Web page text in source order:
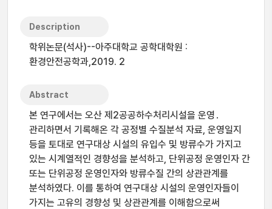
Description
학위논문(석사)--아주대학교 공학대학원 :
환경안전공학과,2019. 2
Abstract
본 연구에서는 오산 제2공공하수처리시설을 운영․
관리하면서 기록해온 각 공정별 수질분석 자료, 운영일지
등을 토대로 연구대상 시설의 유입수 및 방류수가 가지고
있는 시계열적인 경향성을 분석하고, 단위공정 운영인자 간
또는 단위공정 운영인자와 방류수질 간의 상관관계를
분석하였다. 이를 통하여 연구대상 시설의 운영인자들이
가지는 고유의 경향성 및 상관관계를 이해함으로써